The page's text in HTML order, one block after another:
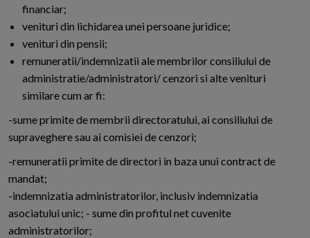
financiar;
venituri din lichidarea unei persoane juridice;
venituri din pensii;
remuneratii/indemnizatii ale membrilor consiliului de
administratie/administratori/ cenzori si alte venituri
similare cum ar fi:
-sume primite de membrii directoratului, ai consiliului de
supraveghere sau ai comisiei de cenzori;
-remuneratii primite de directori in baza unui contract de
mandat;
-indemnizatia administratorilor, inclusiv indemnizatia
asociatului unic; - sume din profitul net cuvenite
administratorilor;